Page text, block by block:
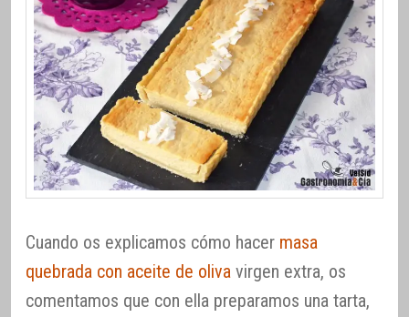
Cuando os explicamos cómo hacer masa
quebrada con aceite de oliva virgen extra, os
comentamos que con ella preparamos una tarta,